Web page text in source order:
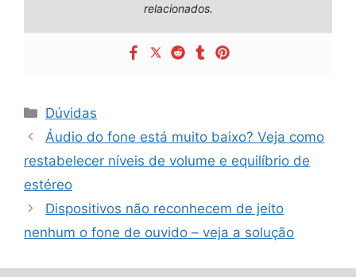
relacionados.
Categorias
Dúvidas
Áudio do fone está muito baixo? Veja como
restabelecer níveis de volume e equilíbrio de
estéreo
Dispositivos não reconhecem de jeito
nenhum o fone de ouvido – veja a solução